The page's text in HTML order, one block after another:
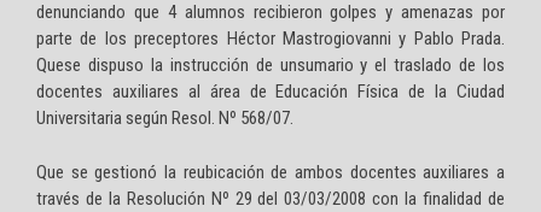
denunciando que 4 alumnos recibieron golpes y amenazas por
parte de los preceptores Héctor Mastrogiovanni y Pablo Prada.
Quese dispuso la instrucción de unsumario y el traslado de los
docentes auxiliares al área de Educación Física de la Ciudad
Universitaria según Resol. Nº 568/07.
Que se gestionó la reubicación de ambos docentes auxiliares a
través de la Resolución Nº 29 del 03/03/2008 con la finalidad de